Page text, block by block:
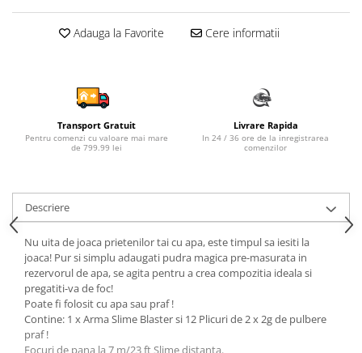
Sapun & Gel de dus copii
Set Ingrijire Bebelusi
Arme de jucarie
Ateliere si bancuri de lucru
Casute de papusi si mobilier
Cuburi si caramizi
Elicoptere, avioane si nave de
jucarie
Figurine
Frumusete, bijuterii si accesorii
fetite
Adauga la Favorite Cere informatii
Transport Gratuit
Pentru comenzi cu valoare mai mare
de 799.99 lei
Livrare Rapida
In 24 / 36 ore de la inregistrarea
comenzilor
Descriere
Nu uita de joaca prietenilor tai cu apa, este timpul sa iesiti la
joaca! Pur si simplu adaugati pudra magica pre-masurata in
rezervorul de apa, se agita pentru a crea compozitia ideala si
pregatiti-va de foc!
Poate fi folosit cu apa sau praf !
Contine: 1 x Arma Slime Blaster si 12 Plicuri de 2 x 2g de pulbere
praf !
Focuri de pana la 7 m/23 ft Slime distanta.